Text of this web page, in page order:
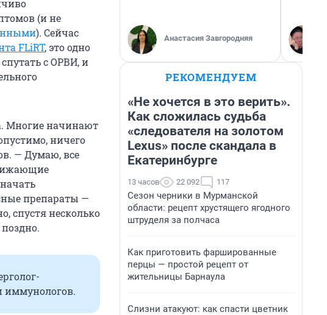
(и не
). Сейчас
FLiRT, это одно
с ОРВИ, и
Многие начинают
ничего
— Думаю, все
препараты —
спустя несколько
иммунологов.
Анастасия Завгородняя
РЕКОМЕНДУЕМ
«Не хочется в это верить».
Как сложилась судьба
«следователя на золотом
Lexus» после скандала в
Екатеринбурге
13 часов 22 092 117
Сезон черники в Мурманской
области: рецепт хрустящего ягодного
штруделя за полчаса
Как приготовить фаршированные
перцы — простой рецепт от
жительницы Барнаула
Слизни атакуют: как спасти цветник